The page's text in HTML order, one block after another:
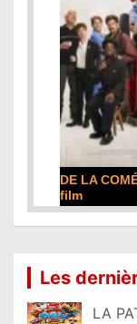
DE LA
film
Les
LA